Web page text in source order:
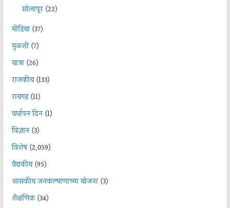
सोलापूर(22)
मीडिया(37)
मुळशी(7)
यात्रा(26)
राजकीय(133)
रायगड(11)
वर्धापन दिन(1)
विज्ञान(3)
विशेष(2,059)
वैद्यकीय(95)
शासकीय जनकल्याणाच्या योजना(3)
शैक्षणिक(34)